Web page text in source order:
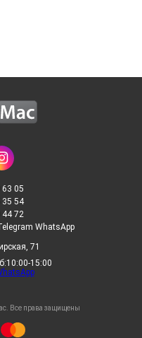
05
35 54
72
WhatsApp
71
15:00
Все права защищены